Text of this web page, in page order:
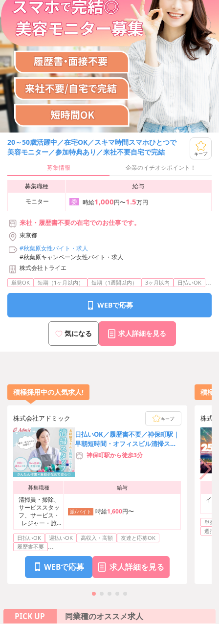
20～50歳活躍中／在宅OK／スキマ時間スマホひとつで
美容モニター／参加特典あり／来社不要自宅で完結
キープ
募集情報 企業のイチオシポイント！
募集職種
給与
モニター
委 時給1,000円〜1.5万円
来社・履歴書不要の在宅でのお仕事です。
東京都
#秋葉原女性バイト・求人
#秋葉原キャンペーン女性バイト・求人
株式会社トライエ
単発OK 短期（1ヶ月以内） 短期（1週間以内） 3ヶ月以内 日払いOK ...
WEBで応募
気になる 求人詳細を見る
積極採用中の人気求人!
株式会社アドミック キープ
日払いOK／履歴書不要／神保町駅｜
早朝短時間・オフィスビル清掃スタ
ッフ神保町駅から徒歩3分
募集職種 給与
清掃員・掃除、
サービススタッ
フ、サービス・
レジャー・旅
行・娯楽その他
派/バイト 時給1,600円〜
日払いOK 週払いOK 高収入・高額
友達と応募OK
履歴書不要 ...
WEBで応募 求人詳細を見る
積極
株式
イ
単発
週払
PICK UP 同業種のオススメ求人